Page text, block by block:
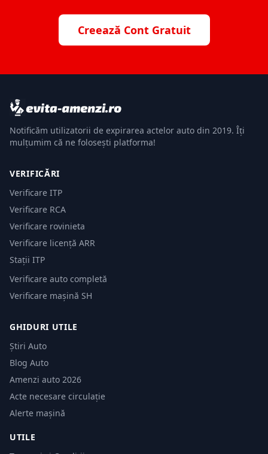
Creează Cont Gratuit
Notificăm utilizatorii de expirarea actelor auto din 2019. Îți
mulțumim că ne folosești platforma!
VERIFICĂRI
Verificare ITP
Verificare RCA
Verificare rovinieta
Verificare licență ARR
Stații ITP
Verificare auto completă
Verificare mașină SH
GHIDURI UTILE
Știri Auto
Blog Auto
Amenzi auto 2026
Acte necesare circulație
Alerte mașină
UTILE